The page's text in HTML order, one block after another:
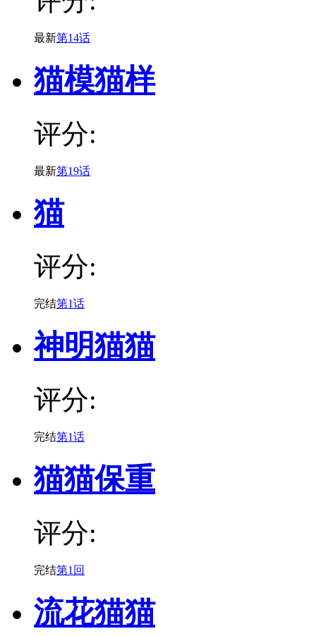
最新第14话
猫模猫样
评分:
最新第19话
猫
评分:
完结第1话
神明猫猫
评分:
完结第1话
猫猫保重
评分:
完结第1回
流花猫猫